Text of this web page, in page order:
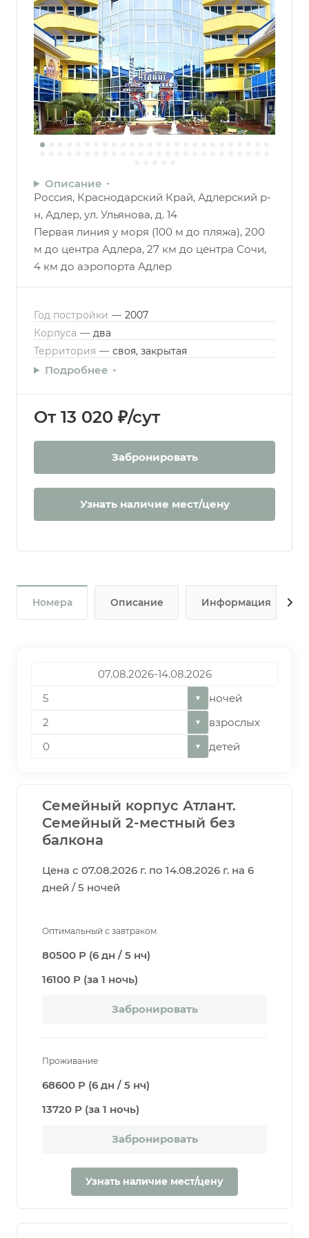
Описание
Россия, Краснодарский Край, Адлерский р-
н, Адлер, ул. Ульянова, д. 14
Первая линия у моря (100 м до пляжа), 200
м до центра Адлера, 27 км до центра Сочи,
4 км до аэропорта Адлер
Год постройки — 2007
Корпуса — два
Территория — своя, закрытая
Подробнее
От 13 020 ₽/сут
Забронировать
Узнать наличие мест/цену
Номера Описание Информация
▼ ночей
▼ взрослых
▼ детей
Семейный корпус Атлант.
Семейный 2-местный без
балкона
Цена с 07.08.2026 г. по 14.08.2026 г. на 6
дней / 5 ночей
Оптимальный с завтраком
80500 Р (6 дн / 5 нч)
16100 Р (за 1 ночь)
Забронировать
Проживание
68600 Р (6 дн / 5 нч)
13720 Р (за 1 ночь)
Забронировать
Узнать наличие мест/цену